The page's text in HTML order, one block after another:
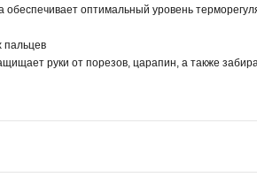
оптимальный уровень
пальцев
руки от порезов, царапин, а также